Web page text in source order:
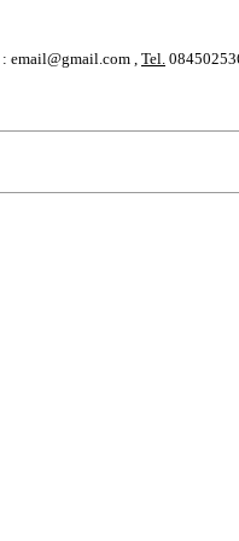
: email@gmail.com , Tel.